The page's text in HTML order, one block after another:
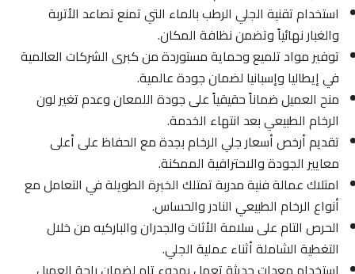
استخدام تقنية الجلي الرطب بالماء التي تمنع تصاعد الأتربة
والغبار نهائياً وتضمن نظافة المكان.
توفير مواد تلميع وحماية مستوردة من كبرى الشركات العالمية
في إيطاليا وإسبانيا لضمان جودة عالمية.
منح العميل ضماناً حقيقياً على جودة اللمعان وعدم تغير لون
الرخام الطبيعي بعد انتهاء الخدمة.
تقديم أرخص أسعار جلي الرخام بجدة مع الحفاظ على أعلى
معايير الجودة والاحترافية الممكنة.
امتلاك عمالة فنية مدربة تمتلك الخبرة الطويلة في التعامل مع
أنواع الرخام الطبيعي النادر والحساس.
الحرص التام على سلامة الأثاث والجدران والباركيه من خلال
التغطية الشاملة أثناء عملية الجلي.